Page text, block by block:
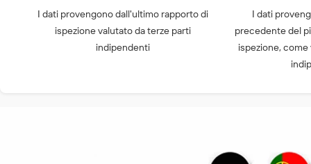
I dati provengono dall'ultimo rapporto di
ispezione valutato da terze parti
indipendenti
I dati
precedente del
ispezione,